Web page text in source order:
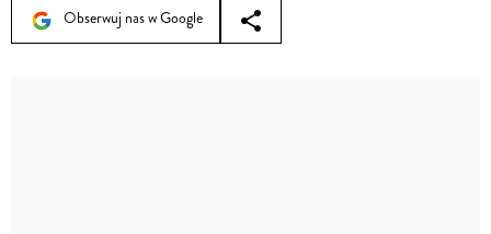
Obserwuj nas w Google